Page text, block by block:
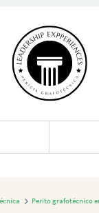
Perito grafotécnico